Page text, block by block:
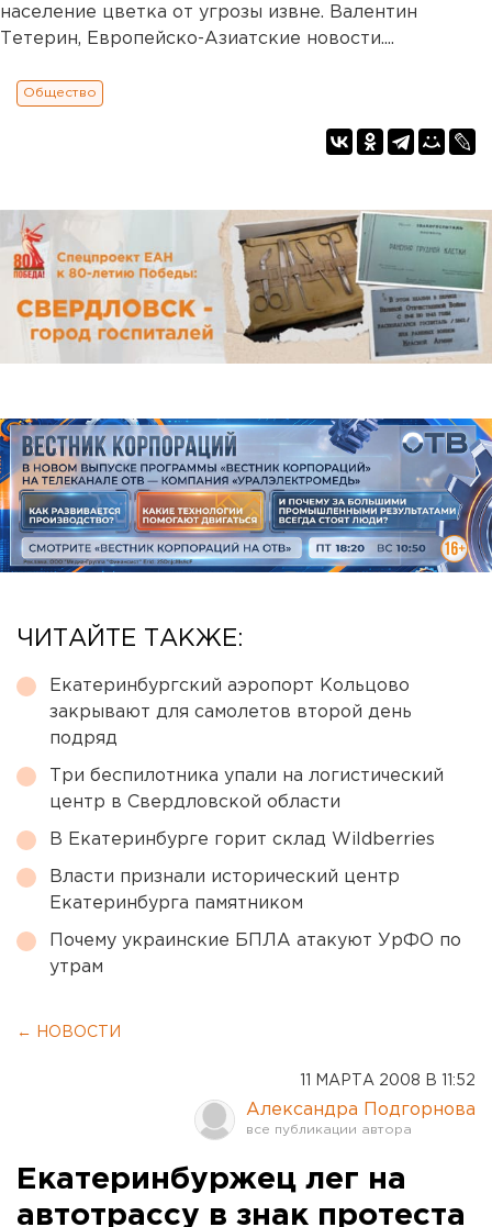
население цветка от угрозы извне. Валентин
Тетерин, Европейско-Азиатские новости....
Общество
ЧИТАЙТЕ ТАКЖЕ:
Екатеринбургский аэропорт Кольцово
закрывают для самолетов второй день
подряд
Три беспилотника упали на логистический
центр в Свердловской области
В Екатеринбурге горит склад Wildberries
Власти признали исторический центр
Екатеринбурга памятником
Почему украинские БПЛА атакуют УрФО по
утрам
← НОВОСТИ
11 МАРТА 2008 В 11:52
Александра Подгорнова
Екатеринбуржец лег на
автотрассу в знак протеста